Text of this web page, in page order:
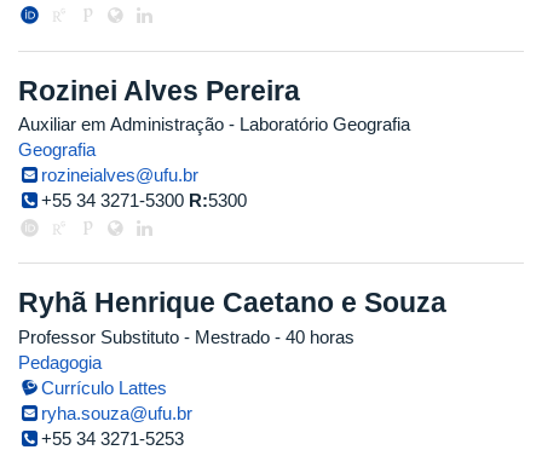
Rozinei Alves Pereira
Auxiliar em Administração - Laboratório Geografia
Geografia
rozineialves@ufu.br
+55 34 3271-5300 R:5300
Ryhã Henrique Caetano e Souza
Professor Substituto - Mestrado - 40 horas
Pedagogia
Currículo Lattes
ryha.souza@ufu.br
+55 34 3271-5253